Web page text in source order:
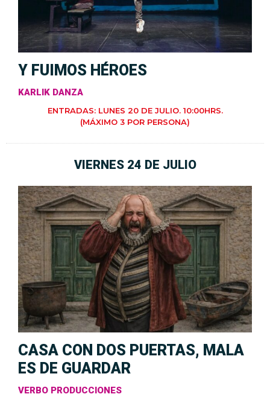
Y FUIMOS HÉROES
KARLIK DANZA
ENTRADAS: LUNES 20 DE JULIO. 10:00HRS.
(MÁXIMO 3 POR PERSONA)
VIERNES 24 DE JULIO
CASA CON DOS PUERTAS, MALA
ES DE GUARDAR
VERBO PRODUCCIONES